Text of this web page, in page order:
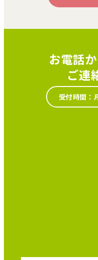
お電話
ご連
受付時間：